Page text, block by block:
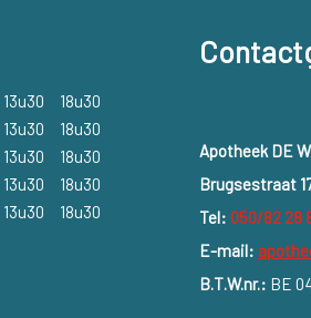
13u30
18u30
13u30
18u30
13u30
18u30
13u30
18u30
13u30
18u30
Apotheek DE
Brugsestraat
Tel: 050/82 28
E-mail:
B.T.W.nr.: BE